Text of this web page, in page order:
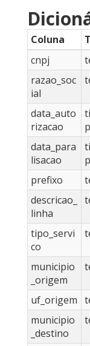
Coluna
cnpj
razao_soc
ial
data_auto
rizacao
p
data_para
lisacao
p
prefixo
descricao_
linha
tipo_servi
co
municipio
_origem
uf_origem
municipio
_destino